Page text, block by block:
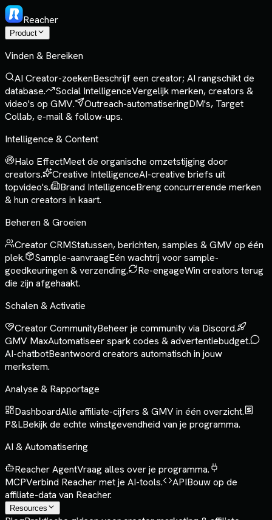
Reacher
Product
Vinden & Bereiken
AI Creator-zoekenBeschrijf een creator; AI rangschikt de
database.
Social IntelligenceVergelijk merken, creators &
video's op GMV.
Outreach-automatiseringDM's, Target
Collab, e-mail & follow-ups.
Intelligence & Content
Halo EffectMeet de organische omzetstijging door
creators.
Creative IntelligenceAI-creative briefs uit
topvideo's.
Brand IntelligenceBreng concurrerende merken
& hun creators in kaart.
Beheren & Groeien
Creator CRMStatussen, berichten, samples & GMV op één
plek.
Sample-aanvraagEén wachtrij voor sample-
goedkeuringen & verzending.
Re-engageWin creators terug
die zijn afgehaakt.
Schalen & Activatie
Creator CommunityBeheer je community via Discord.
GMV MaxAutomatiseer spark codes & advertentiebudget.
AI-chatbotBeantwoord creators automatisch in jouw
merkstem.
Analyse & Rapportage
DashboardAlle affiliate-cijfers & GMV in één overzicht.
P&LBekijk de echte winstgevendheid van je programma.
AI & Automatisering
Reacher AgentVraag alles over je programma.
MCPVerbind Reacher met je AI-tools. APIBouw op de
affiliate-data van Reacher.
Resources